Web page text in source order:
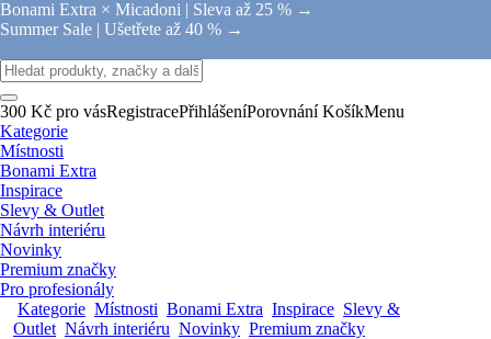
Bonami Extra × Micadoni | Sleva až 25 % →
Summer Sale | Ušetřete až 40 % →
300 Kč pro vásRegistracePřihlášeníPorovnání KošíkMenu
Kategorie
Místnosti
Bonami Extra
Inspirace
Slevy & Outlet
Návrh interiéru
Novinky
Premium značky
Pro profesionály
Kategorie Místnosti Bonami Extra Inspirace Slevy &
Outlet Návrh interiéru Novinky Premium značky